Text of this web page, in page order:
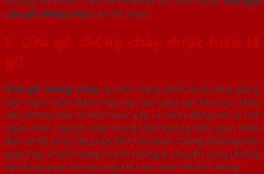
của gỗ chống cháychi tiết nhất.
I. Cửa gỗ chống cháy được hiểu là
gì?
Cửa gỗ chống cháylà một trang thiết bị có công dụng
làm ngăn chặn đám cháy lây lan sang các khu vực khác
nếu không may có hỏa hoạn xảy ra. Hoạt động với cơ chế
ngăn chặn nguồn cháy trong một khung thời gian nhất
định từ 60 phút, 90 phút đến 120 phút. Trong khoảng thời
gian này, khách hàng nhanh chóng di chuyển cùng những
vật dụng quan trọng sang khu vực khác nhanh chóng